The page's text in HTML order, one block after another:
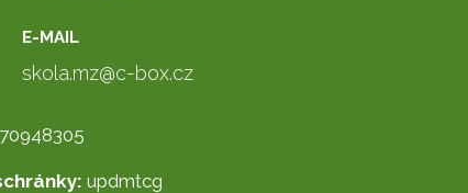
E-MAIL
skola.mz@c-box.cz
70948305
updmtcg